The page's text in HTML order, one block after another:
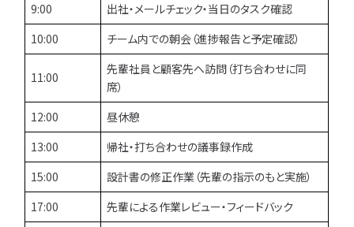
9:00
出社・メールチェック・当日のタスク確認
10:00
チーム内での朝会（進捗報告と予定確認）
11:00
先輩社員と顧客先へ訪問（打ち合わせに同
席）
12:00
昼休憩
13:00
帰社・打ち合わせの議事録作成
15:00
設計書の修正作業（先輩の指示のもと実施）
17:00
先輩による作業レビュー・フィードバック